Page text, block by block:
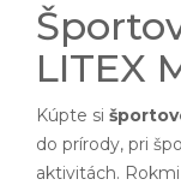
LITEX
Kúpte si
do prírody, pri
aktivitách.